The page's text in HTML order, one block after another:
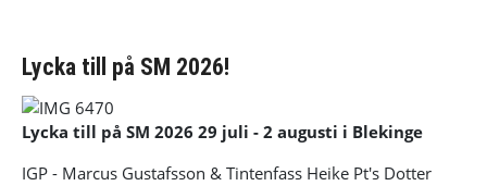
Lycka till på SM 2026!
Lycka till på SM 2026 29 juli - 2 augusti i Blekinge
IGP - Marcus Gustafsson & Tintenfass Heike Pt's Dotter